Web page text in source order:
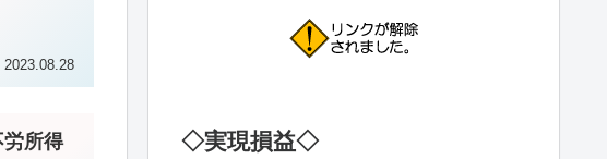
2023.08.28
労所得
◇実現損益◇